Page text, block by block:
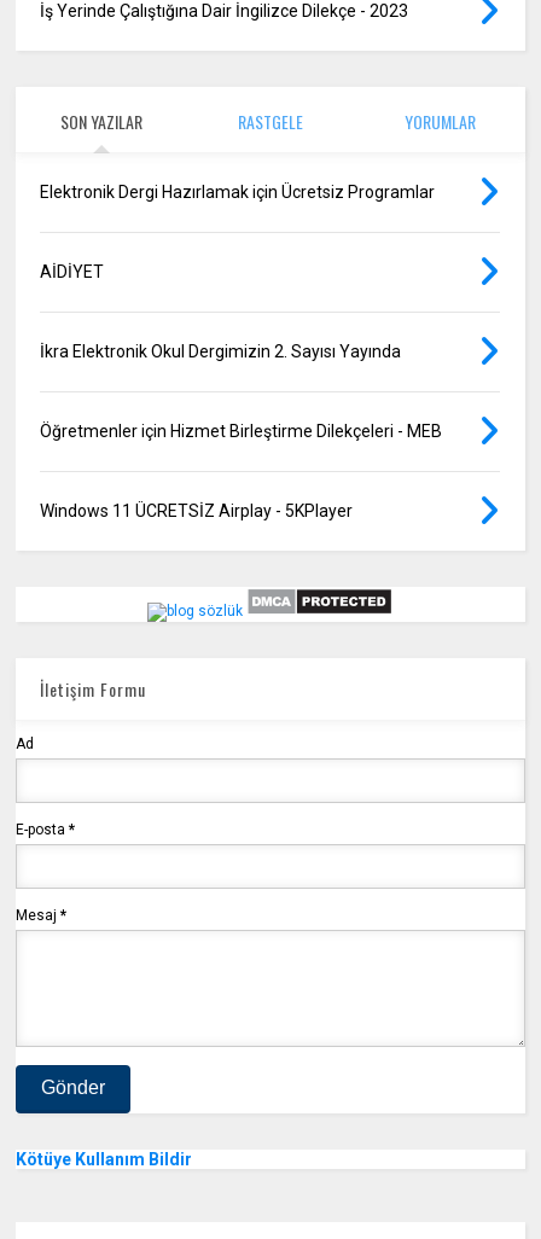
İş Yerinde Çalıştığına Dair İngilizce Dilekçe - 2023
SON YAZILAR RASTGELE YORUMLAR
Elektronik Dergi Hazırlamak için Ücretsiz Programlar
AİDİYET
İkra Elektronik Okul Dergimizin 2. Sayısı Yayında
Öğretmenler için Hizmet Birleştirme Dilekçeleri - MEB
Windows 11 ÜCRETSİZ Airplay - 5KPlayer
İletişim Formu
Ad
E-posta*
Mesaj*
Kötüye Kullanım Bildir